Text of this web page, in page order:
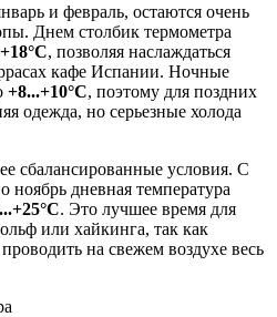
и февраль, остаются очень
Днем столбик термометра
, позволяя наслаждаться
кафе Испании. Ночные
+8...+10°C, поэтому для поздних
одежда, но серьезные холода
сбалансированные условия. С
ноябрь дневная температура
. Это лучшее время для
или хайкинга, так как
на свежем воздухе весь